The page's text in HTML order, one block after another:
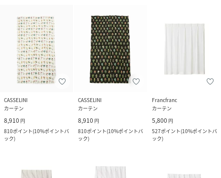
CASSELINI
カーテン
8,910 円
810ポイント(10%ポイントバ
ック)
CASSELINI
カーテン
8,910 円
810ポイント(10%ポイントバ
ック)
Francfranc
カーテン
5,800 円
527ポイント(10%ポイントバ
ック)